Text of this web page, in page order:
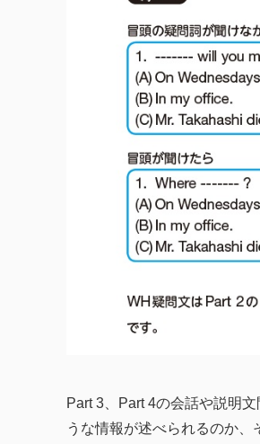
Part 3、Part 4の会話や説明
うな情報が述べられるのか